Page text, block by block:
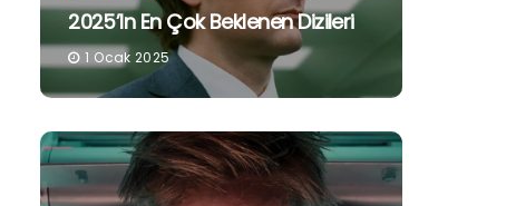
2025’in En Çok Beklenen Dizileri
1 Ocak 2025